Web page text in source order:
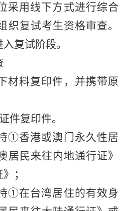
采用线下方式进行综合
织复试考生资格审查。
复试阶段。
材料复印件，并携带原
件复印件。
①香港或澳门永久性居
民来往内地通行证》
；
①在台湾居住的有效身